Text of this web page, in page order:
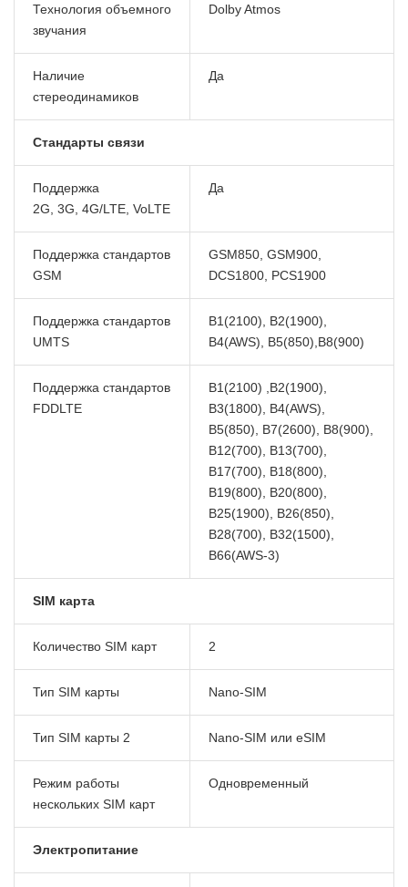
Технология объемного
звучания
Dolby Atmos
Наличие
стереодинамиков
Да
Стандарты связи
Поддержка
2G, 3G, 4G/LTE, VoLTE
Да
Поддержка стандартов
GSM
GSM850, GSM900,
DCS1800, PCS1900
Поддержка стандартов
UMTS
B1(2100), B2(1900),
B4(AWS), B5(850),B8(900)
Поддержка стандартов
FDDLTE
B1(2100) ,B2(1900),
B3(1800), B4(AWS),
B5(850), B7(2600), B8(900),
B12(700), B13(700),
B17(700), B18(800),
B19(800), B20(800),
B25(1900), B26(850),
B28(700), B32(1500),
B66(AWS-3)
SIM карта
Количество SIM карт 2
Тип SIM карты Nano-SIM
Тип SIM карты 2 Nano-SIM или eSIM
Режим работы
нескольких SIM карт
Одновременный
Электропитание